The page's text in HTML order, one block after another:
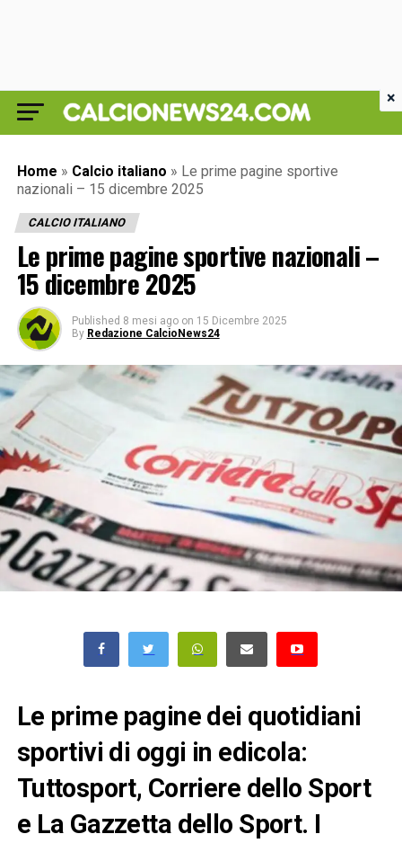
Home » Calcio italiano » Le prime pagine sportive
nazionali – 15 dicembre 2025
CALCIO ITALIANO
Le prime pagine sportive nazionali –
15 dicembre 2025
Published 8 mesi ago on 15 Dicembre 2025
By Redazione CalcioNews24
Le prime pagine dei quotidiani
sportivi di oggi in edicola:
Tuttosport, Corriere dello Sport
e La Gazzetta dello Sport. I
×